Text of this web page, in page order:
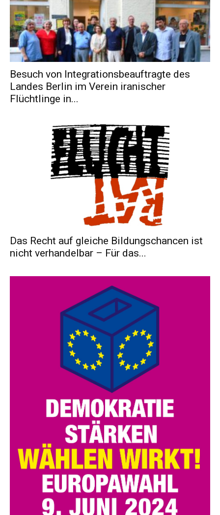
Besuch von Integrationsbeauftragte des
Landes Berlin im Verein iranischer
Flüchtlinge in...
Das Recht auf gleiche Bildungschancen ist
nicht verhandelbar – Für das...